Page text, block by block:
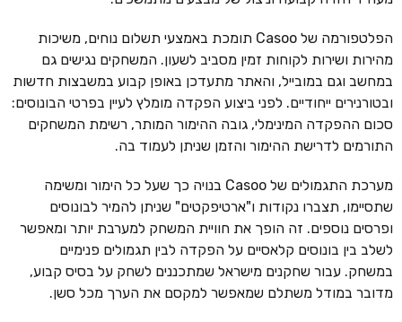
הפלטפורמה של Casoo תומכת באמצעי תשלום נוחים, משיכות
מהירות ושירות לקוחות זמין מסביב לשעון. המשחקים נגישים גם
במחשב וגם במובייל, והאתר מתעדכן באופן קבוע במשבצות חדשות
ובטורנירים ייחודיים. לפני ביצוע הפקדה מומלץ לעיין בפרטי הבונוסים:
סכום ההפקדה המינימלי, גובה ההימור המותר, רשימת המשחקים
התורמים לדרישת ההימור והזמן שניתן לעמוד בה.
מערכת התגמולים של Casoo בנויה כך שעל כל הימור ומשימה
שתסיימו, תצברו נקודות ו"ארטיפקטים" שניתן להמיר לבונוסים
ופרסים נוספים. זה הופך את חוויית המשחק למערבת יותר ומאפשר
לשלב בין בונוסים קלאסיים על הפקדה לבין תגמולים פנימיים
במשחק. עבור שחקנים מישראל שמתכננים לשחק על בסיס קבוע,
מדובר במודל משתלם שמאפשר למקסם את הערך מכל סשן.